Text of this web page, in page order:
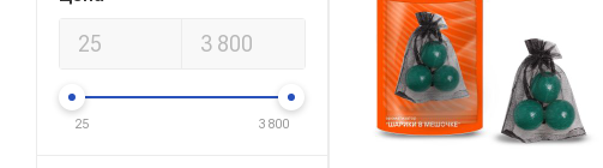
25 3 800